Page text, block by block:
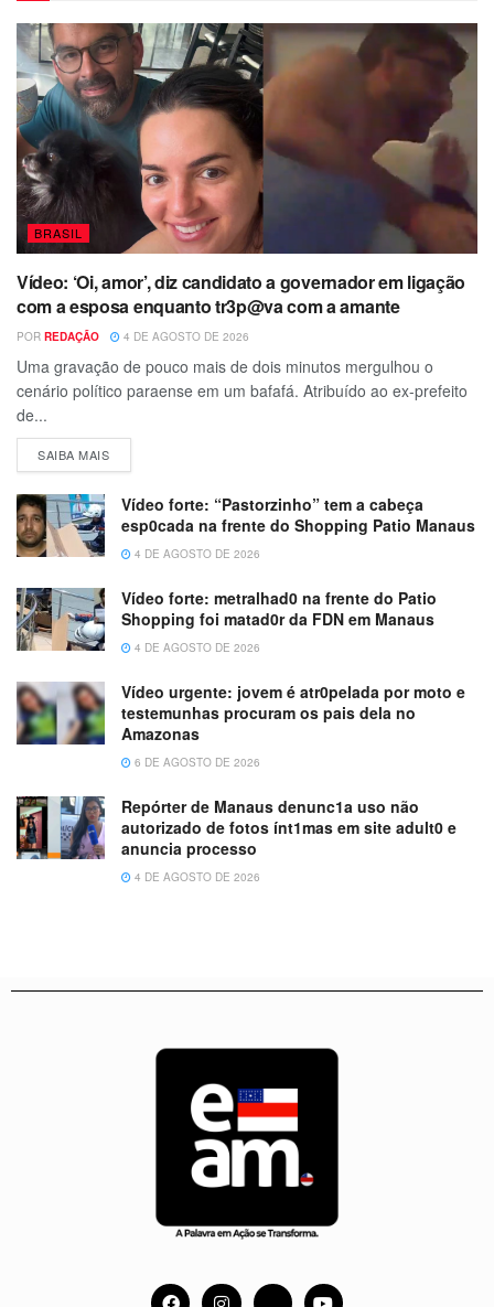
BRASIL
Vídeo: ‘Oi, amor’, diz candidato a governador em ligação
com a esposa enquanto tr3p@va com a amante
POR REDAÇÃO 4 DE AGOSTO DE 2026
Uma gravação de pouco mais de dois minutos mergulhou o
cenário político paraense em um bafafá. Atribuído ao ex-prefeito
de...
SAIBA MAIS
Vídeo forte: “Pastorzinho” tem a cabeça
esp0cada na frente do Shopping Patio Manaus
4 DE AGOSTO DE 2026
Vídeo forte: metralhad0 na frente do Patio
Shopping foi matad0r da FDN em Manaus
4 DE AGOSTO DE 2026
Vídeo urgente: jovem é atr0pelada por moto e
testemunhas procuram os pais dela no
Amazonas
6 DE AGOSTO DE 2026
Repórter de Manaus denunc1a uso não
autorizado de fotos ínt1mas em site adult0 e
anuncia processo
4 DE AGOSTO DE 2026